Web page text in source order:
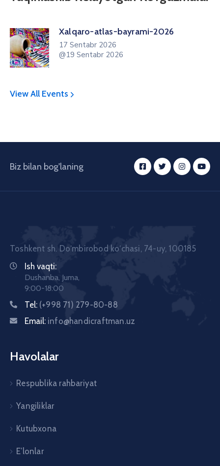
Xalqaro-atlas-bayrami-2026
17 Sentabr 2026
@19 Sentabr 2026
View All Events
Biz bilan bog'laning
Toshkent sh. Doʼmbirobod koʼchasi, 74-uy, 100185
Ish vaqti:
Dushanba, Juma,
9:00-18:00
Tel: (+998 71) 279-80-88
Email: info@handicraftman.uz
Havolalar
Respublika rahbariyat
Yangiliklar
Kutubxona
E’lonlar